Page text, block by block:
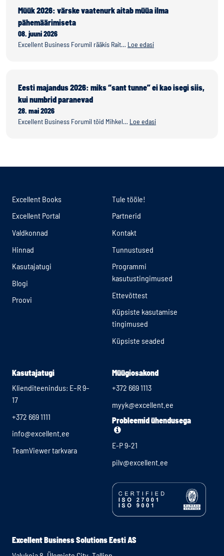
Müük 2026: värske vaatenurk aitab müüa ilma
pähemäärimiseta
08. juuni 2026
Excellent Business Forumil rääkis Rait… Loe edasi
Eesti majandus 2026: miks “sant tunne” ei kao isegi siis,
kui numbrid paranevad
28. mai 2026
Excellent Business Forumil tõid Mihkel… Loe edasi
Excellent Books
Excellent Portal
Valdkonnad
Hinnad
Kasutajatugi
Blogi
Proovi
Tule tööle!
Partnerid
Kontakt
Tunnustused
Programmi
kasutustingimused
Ettevõttest
Küpsiste kasutamise
tingimused
Küpsiste seaded
Kasutajatugi
Klienditeenindus: E–R 9–
17
+372 669 1111
info@excellent.ee
TeamViewer tarkvara
Müügiosakond
+372 669 1113
myyk@excellent.ee
Probleemid ühendusega
E-P 9-21
pilv@excellent.ee
Excellent Business Solutions Eesti AS